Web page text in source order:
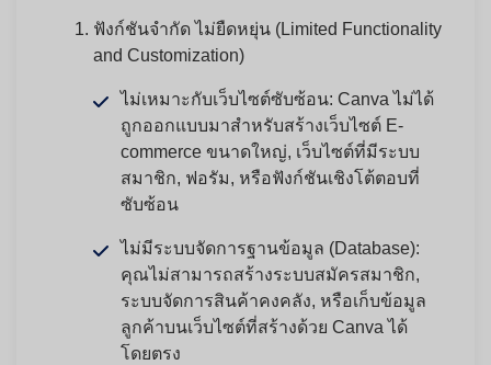
ฟังก์ชันจำกัด ไม่ยืดหยุ่น (Limited Functionality
and Customization)
ไม่เหมาะกับเว็บไซต์ซับซ้อน: Canva ไม่ได้
ถูกออกแบบมาสำหรับสร้างเว็บไซต์ E-
commerce ขนาดใหญ่, เว็บไซต์ที่มีระบบ
สมาชิก, ฟอรัม, หรือฟังก์ชันเชิงโต้ตอบที่
ซับซ้อน
ไม่มีระบบจัดการฐานข้อมูล (Database):
คุณไม่สามารถสร้างระบบสมัครสมาชิก,
ระบบจัดการสินค้าคงคลัง, หรือเก็บข้อมูล
ลูกค้าบนเว็บไซต์ที่สร้างด้วย Canva ได้
โดยตรง